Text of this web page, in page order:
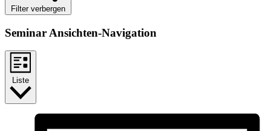
Filter verbergen
Seminar Ansichten-Navigation
Liste